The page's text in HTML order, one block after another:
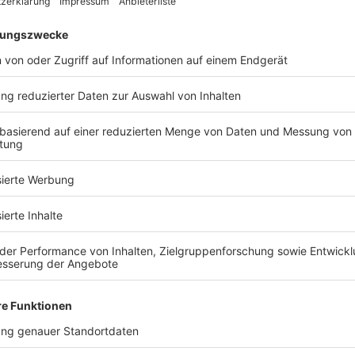
Sie bereit, Ihr Traumhaus zu
Kostenlose Katalog anfragen